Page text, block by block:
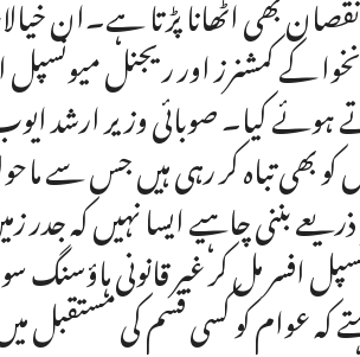
کے کمشنرز اور ریجنل
کیا۔ صوبائی وزیر ارشد
کو بھی تباہ کر رہی ہیں جس سے
بننی چاہیے ایسا نہیں کہ جدر
افسر مل کر غیر قانونی ہاؤسنگ
کہ عوام کو کسی قسم کی مستقبل